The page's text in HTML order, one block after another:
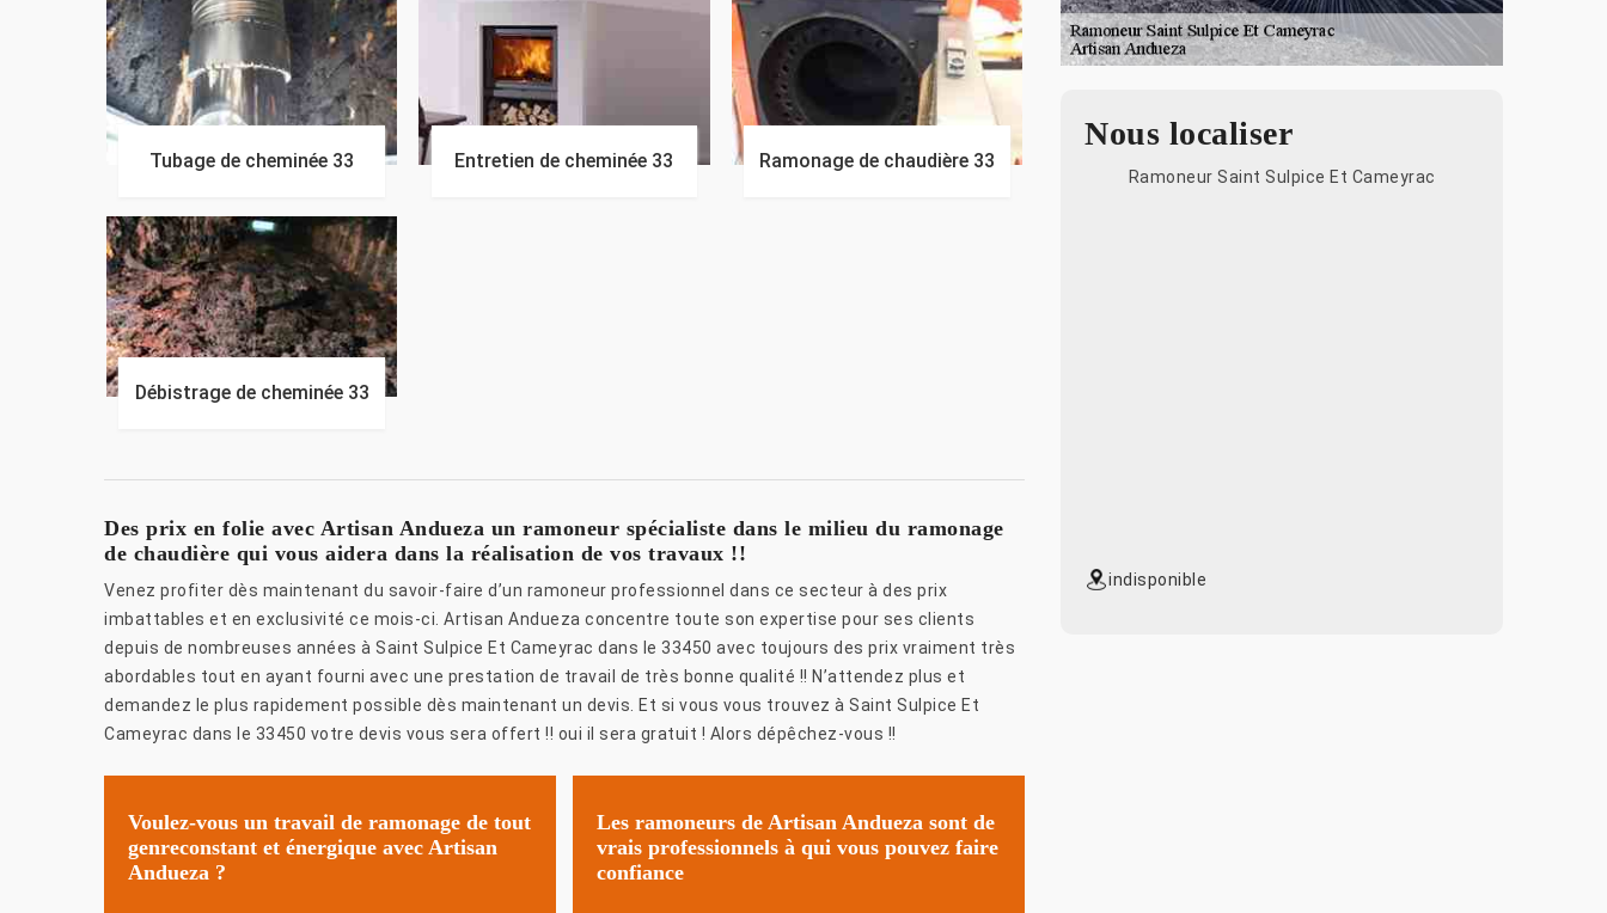
Tubage de cheminée 33 Entretien de cheminée 33 Ramonage de chaudière 33
Débistrage de cheminée 33
Des prix en folie avec Artisan Andueza un ramoneur spécialiste dans le milieu du ramonage
de chaudière qui vous aidera dans la réalisation de vos travaux !!
Venez profiter dès maintenant du savoir-faire d’un ramoneur professionnel dans ce secteur à des prix
imbattables et en exclusivité ce mois-ci. Artisan Andueza concentre toute son expertise pour ses clients
depuis de nombreuses années à Saint Sulpice Et Cameyrac dans le 33450 avec toujours des prix vraiment très
abordables tout en ayant fourni avec une prestation de travail de très bonne qualité !! N’attendez plus et
demandez le plus rapidement possible dès maintenant un devis. Et si vous vous trouvez à Saint Sulpice Et
Cameyrac dans le 33450 votre devis vous sera offert !! oui il sera gratuit ! Alors dépêchez-vous !!
Voulez-vous un travail de ramonage de tout
genreconstant et énergique avec Artisan
Andueza ?
Les ramoneurs de Artisan Andueza sont de
vrais professionnels à qui vous pouvez faire
confiance
Nous localiser
Ramoneur Saint Sulpice Et Cameyrac
indisponible